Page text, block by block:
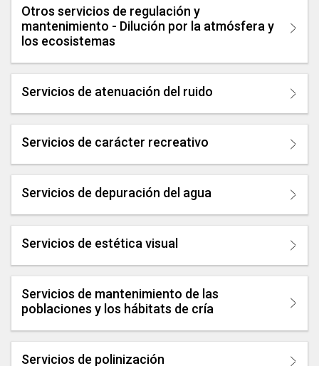
Otros servicios de regulación y
mantenimiento - Dilución por la atmósfera y
los ecosistemas
Servicios de atenuación del ruido
Servicios de carácter recreativo
Servicios de depuración del agua
Servicios de estética visual
Servicios de mantenimiento de las
poblaciones y los hábitats de cría
Servicios de polinización